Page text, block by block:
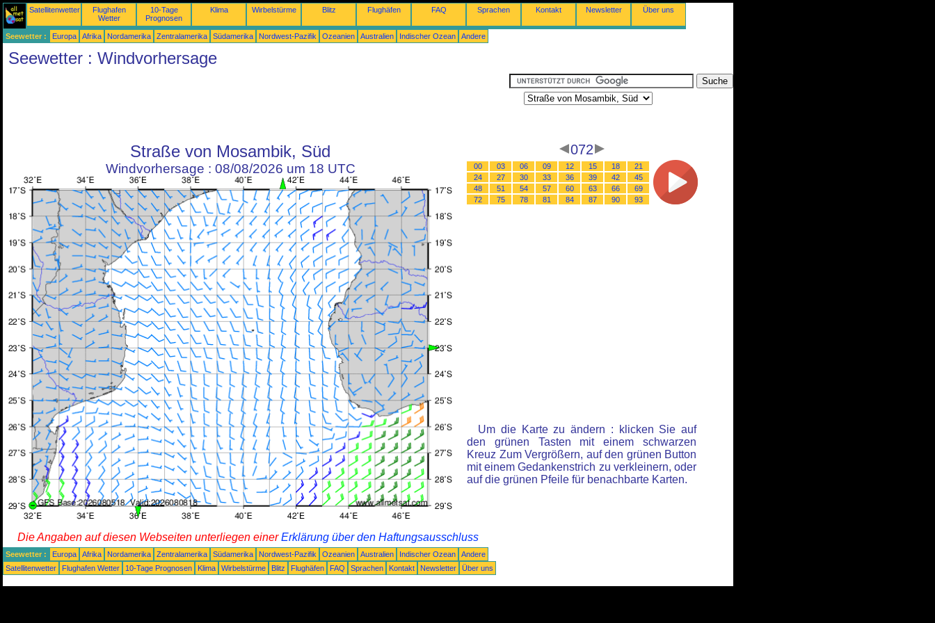
Satellitenwetter
Flughafen
Wetter
10-Tage
Prognosen
Klima Wirbelstürme Blitz Flughäfen FAQ Sprachen Kontakt Newsletter Über uns
Seewetter : Europa Afrika Nordamerika Zentralamerika Südamerika Nordwest-Pazifik Ozeanien Australien Indischer Ozean Andere
Seewetter : Windvorhersage
Straße von Mosambik, Süd
Windvorhersage : 08/08/2026 um 18 UTC
072
00 03 06 09 12 15 18
21
24
27 30 33 36 39 42
45
48
51 54 57 60 63 66
69
72
75 78 81 84 87 90 93
Um die Karte zu ändern : klicken Sie auf
den grünen Tasten mit einem schwarzen
Kreuz Zum Vergrößern, auf den grünen Button
mit einem Gedankenstrich zu verkleinern, oder
auf die grünen Pfeile für benachbarte Karten.
Die Angaben auf diesen Webseiten unterliegen einerErklärung über den Haftungsausschluss
Seewetter : Europa Afrika Nordamerika Zentralamerika Südamerika Nordwest-Pazifik Ozeanien Australien Indischer Ozean
Andere
Satellitenwetter
Flughafen Wetter 10-Tage Prognosen Klima Wirbelstürme Blitz Flughäfen FAQ Sprachen Kontakt Newsletter Über uns